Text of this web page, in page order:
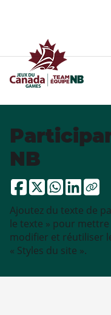
NB
Ajoutez du texte de
le texte » pour
modifier et réutiliser
« Styles du site ».